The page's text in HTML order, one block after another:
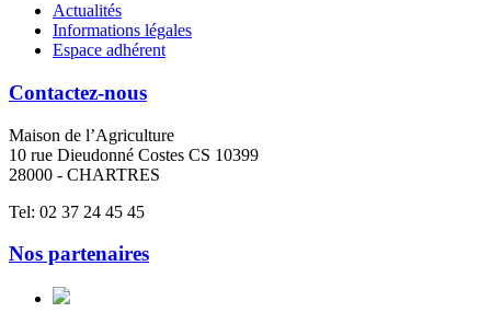
Actualités
Informations légales
Espace adhérent
Contactez-nous
Maison de l’Agriculture
10 rue Dieudonné Costes CS 10399
28000 - CHARTRES
Tel: 02 37 24 45 45
Nos partenaires